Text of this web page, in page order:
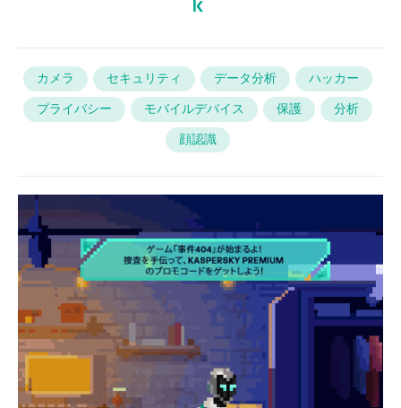
カメラ セキュリティ データ分析
ハッカー
プライバシー
モバイルデバイス 保護
分析
顔認識